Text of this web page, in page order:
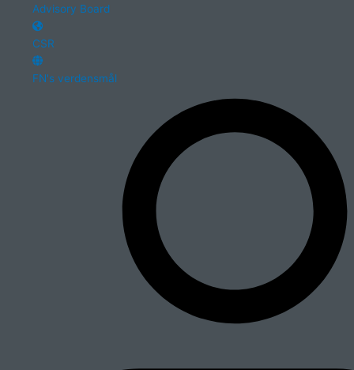
Advisory Board
CSR
FN's verdensmål